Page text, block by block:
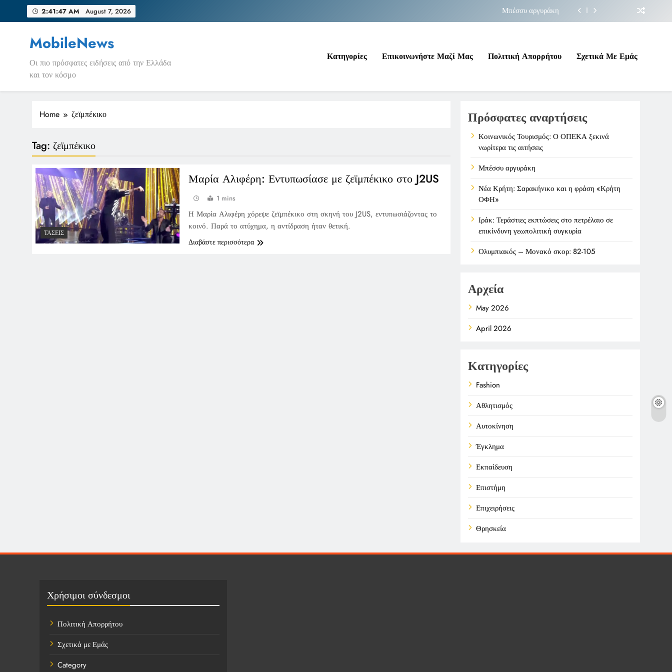
2:41:47 AM August 7, 2026
Μπέσσυ αργυράκη
Ιράκ: Τεράστιες εκπτώσεις στο πετρέλαιο σε επικίνδυνη γεωπολιτική συγκυρία
Μπέσσυ αργυράκη
Νέα Κρήτη: Σαρακήνικο και η φράση «Κρήτη ΟΦΗ»
Ιράκ: Τεράστιες εκπτώσεις στο πετρέλαιο σε επικίνδυνη γεωπολιτική συγκυρία
MobileNews
Οι πιο πρόσφατες ειδήσεις από την Ελλάδα
και τον κόσμο
Κατηγορίες Επικοινωνήστε Μαζί Μας Πολιτική Απορρήτου Σχετικά Με Εμάς
Home ζεϊμπέκικο
Tag: ζεϊμπέκικο
ΤΆΣΕΙΣ
Μαρία Αλιφέρη: Εντυπωσίασε με ζεϊμπέκικο στο J2US
1 mins
Η Μαρία Αλιφέρη χόρεψε ζεϊμπέκικο στη σκηνή του J2US, εντυπωσιάζοντας το
κοινό. Παρά το ατύχημα, η αντίδραση ήταν θετική.
Διαβάστε περισσότερα
Πρόσφατες αναρτήσεις
Κοινωνικός Τουρισμός: Ο ΟΠΕΚΑ ξεκινά
νωρίτερα τις αιτήσεις
Μπέσσυ αργυράκη
Νέα Κρήτη: Σαρακήνικο και η φράση «Κρήτη
ΟΦΗ»
Ιράκ: Τεράστιες εκπτώσεις στο πετρέλαιο σε
επικίνδυνη γεωπολιτική συγκυρία
Ολυμπιακός – Μονακό σκορ: 82-105
Αρχεία
May 2026
April 2026
Κατηγορίες
Fashion
Αθλητισμός
Αυτοκίνηση
Έγκλημα
Εκπαίδευση
Επιστήμη
Επιχειρήσεις
Θρησκεία
Χρήσιμοι σύνδεσμοι
Πολιτική Απορρήτου
Σχετικά με Εμάς
Category